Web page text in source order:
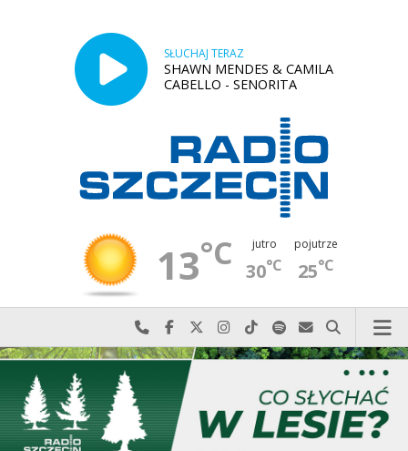
SŁUCHAJ TERAZ
SHAWN MENDES & CAMILA
CABELLO - SENORITA
13°C jutro
30°C
pojutrze
25°C
Najlepiej po prostu do nas zadzwoń
Odwiedź nas na Facebook-u
Odwiedź nas na X
Odwiedź nas na Instagram-ie
Odwiedź nas na TikTok-u
Szukaj nas na Spotify
Wyślij do nas
Szukaj